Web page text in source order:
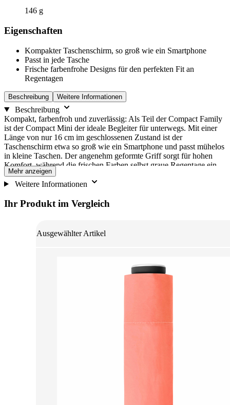
146 g
Eigenschaften
Kompakter Taschenschirm, so groß wie ein Smartphone
Passt in jede Tasche
Frische farbenfrohe Designs für den perfekten Fit an
Regentagen
Beschreibung Weitere Informationen
Beschreibung
Kompakt, farbenfroh und zuverlässig: Als Teil der Compact Family
ist der Compact Mini der ideale Begleiter für unterwegs. Mit einer
Länge von nur 16 cm im geschlossenen Zustand ist der
Taschenschirm etwa so groß wie ein Smartphone und passt mühelos
in kleine Taschen. Der angenehm geformte Griff sorgt für hohen
Komfort, während die frischen Farben selbst graue Regentage ein
Stück freundlicher machen.
Mehr anzeigen
Weitere Informationen
Ihr Produkt im Vergleich
Ausgewählter Artikel